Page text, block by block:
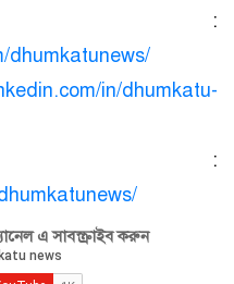
:
dhumkatunews/
in/dhumkatu-
:
এ সাবস্ক্রাইব করুন